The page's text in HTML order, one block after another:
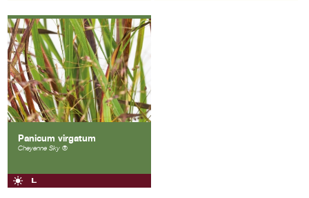
Panicum virgatum
Cheyenne Sky ®